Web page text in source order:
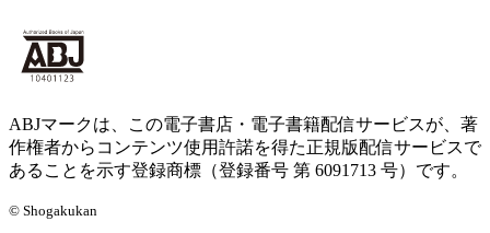
ABJマークは、この電子書店・電子書籍配信サービスが、著
作権者からコンテンツ使用許諾を得た正規版配信サービスで
あることを示す登録商標（登録番号 第 6091713 号）です。
© Shogakukan